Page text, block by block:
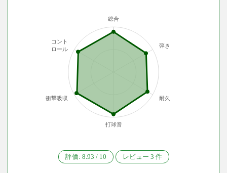
総合
弾き
耐久
打球音
衝撃吸収
コント
ロール
評価: 8.93 / 10 レビュー 3 件